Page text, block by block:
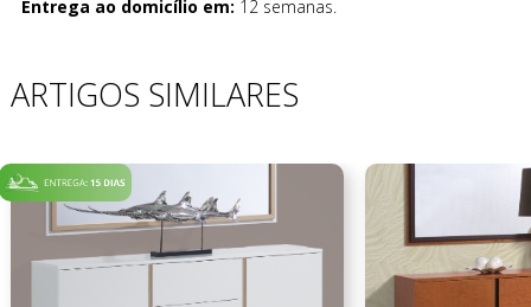
Entrega ao domicílio em: 12 semanas.
ARTIGOS SIMILARES